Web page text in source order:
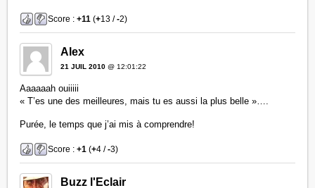
Score :+11 (+13 /-2)
Alex
21 JUIL 2010 @ 12:01:22
Aaaaaah ouiiiii
« T’es une des meilleures, mais tu es aussi la plus belle »….
Purée, le temps que j’ai mis à comprendre!
Score :+1 (+4 /-3)
Buzz l'Eclair